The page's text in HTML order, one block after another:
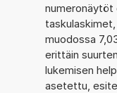
numeronäytöt
muodossa
erittäin
lukemisen
asetettu,